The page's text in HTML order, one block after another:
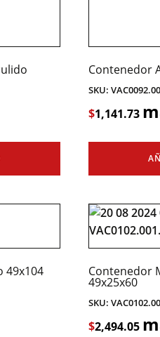
Contenedor
SKU:
$1,141.73
49x104 Contenedor
49x25x60
SKU:
$2,494.05